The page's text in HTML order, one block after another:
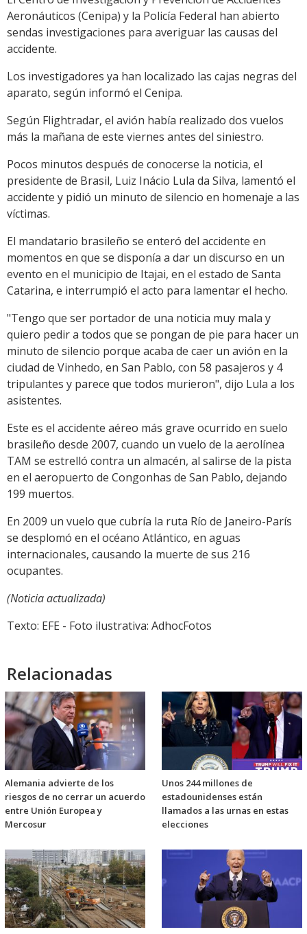
Aeronáuticos (Cenipa) y la Policía Federal han abierto
sendas investigaciones para averiguar las causas del
accidente.
Los investigadores ya han localizado las cajas negras del
aparato, según informó el Cenipa.
Según Flightradar, el avión había realizado dos vuelos
más la mañana de este viernes antes del siniestro.
Pocos minutos después de conocerse la noticia, el
presidente de Brasil, Luiz Inácio Lula da Silva, lamentó el
accidente y pidió un minuto de silencio en homenaje a las
víctimas.
El mandatario brasileño se enteró del accidente en
momentos en que se disponía a dar un discurso en un
evento en el municipio de Itajai, en el estado de Santa
Catarina, e interrumpió el acto para lamentar el hecho.
"Tengo que ser portador de una noticia muy mala y
quiero pedir a todos que se pongan de pie para hacer un
minuto de silencio porque acaba de caer un avión en la
ciudad de Vinhedo, en San Pablo, con 58 pasajeros y 4
tripulantes y parece que todos murieron", dijo Lula a los
asistentes.
Este es el accidente aéreo más grave ocurrido en suelo
brasileño desde 2007, cuando un vuelo de la aerolínea
TAM se estrelló contra un almacén, al salirse de la pista
en el aeropuerto de Congonhas de San Pablo, dejando
199 muertos.
En 2009 un vuelo que cubría la ruta Río de Janeiro-París
se desplomó en el océano Atlántico, en aguas
internacionales, causando la muerte de sus 216
ocupantes.
(Noticia actualizada)
Texto: EFE - Foto ilustrativa: AdhocFotos
Relacionadas
Alemania advierte de los
riesgos de no cerrar un acuerdo
entre Unión Europea y
Mercosur
Unos 244 millones de
estadounidenses están
llamados a las urnas en estas
elecciones